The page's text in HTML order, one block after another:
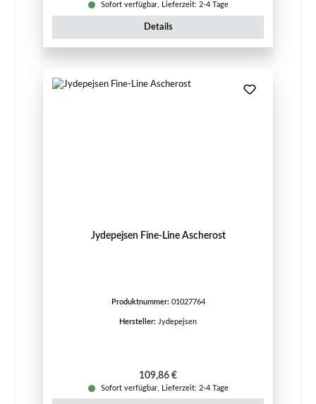
Sofort verfügbar, Lieferzeit: 2-4 Tage
Details
Jydepejsen Fine-Line Ascherost
Produktnummer: 01027764
Hersteller: Jydepejsen
Regulärer Preis:
109,86 €
Sofort verfügbar, Lieferzeit: 2-4 Tage